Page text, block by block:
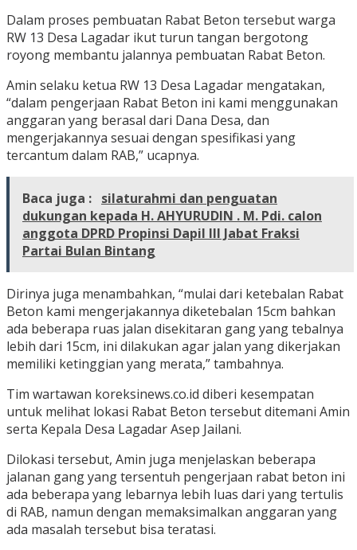
Dalam proses pembuatan Rabat Beton tersebut warga
RW 13 Desa Lagadar ikut turun tangan bergotong
royong membantu jalannya pembuatan Rabat Beton.
Amin selaku ketua RW 13 Desa Lagadar mengatakan,
“dalam pengerjaan Rabat Beton ini kami menggunakan
anggaran yang berasal dari Dana Desa, dan
mengerjakannya sesuai dengan spesifikasi yang
tercantum dalam RAB,” ucapnya.
Baca juga : silaturahmi dan penguatan
dukungan kepada H. AHYURUDIN . M. Pdi. calon
anggota DPRD Propinsi Dapil III Jabat Fraksi
Partai Bulan Bintang
Dirinya juga menambahkan, “mulai dari ketebalan Rabat
Beton kami mengerjakannya diketebalan 15cm bahkan
ada beberapa ruas jalan disekitaran gang yang tebalnya
lebih dari 15cm, ini dilakukan agar jalan yang dikerjakan
memiliki ketinggian yang merata,” tambahnya.
Tim wartawan koreksinews.co.id diberi kesempatan
untuk melihat lokasi Rabat Beton tersebut ditemani Amin
serta Kepala Desa Lagadar Asep Jailani.
Dilokasi tersebut, Amin juga menjelaskan beberapa
jalanan gang yang tersentuh pengerjaan rabat beton ini
ada beberapa yang lebarnya lebih luas dari yang tertulis
di RAB, namun dengan memaksimalkan anggaran yang
ada masalah tersebut bisa teratasi.